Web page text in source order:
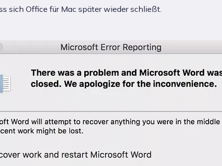
sich Office für Mac später wieder schließt.